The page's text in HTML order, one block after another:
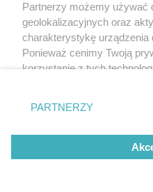
Żaden utwór zamieszczony w
rozpowszechniany lub dalej
tym także elektroniczny lub
eksploatacji w jakiejkolwiek formie,
bez pisemnej zgody właściciela
Partnerzy możemy używać
geolokalizacyjnych oraz
charakterystykę urządzenia
Ponieważ cenimy Twoją
korzystanie z tych
zmienić/wycofać klikając
znajdujący się w lewym
rodzaje przetwarzania
użytkownika, ale masz
przetwarzaniu. Preferencje
PARTNERZY